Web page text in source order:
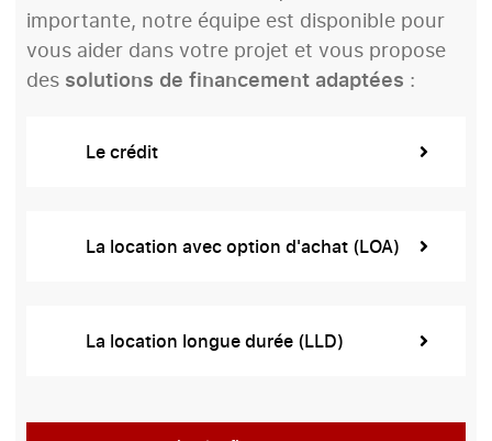
importante, notre équipe est disponible pour
vous aider dans votre projet et vous propose
des solutions de financement adaptées :
Le crédit
La location avec option d'achat (LOA)
La location longue durée (LLD)